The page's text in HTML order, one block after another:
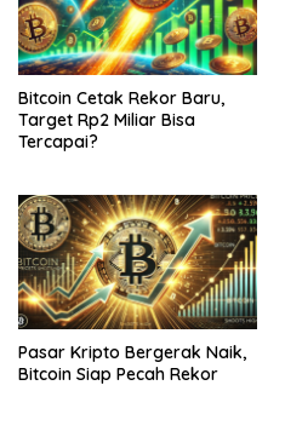
Bitcoin Cetak Rekor Baru,
Target Rp2 Miliar Bisa
Tercapai?
Pasar Kripto Bergerak Naik,
Bitcoin Siap Pecah Rekor